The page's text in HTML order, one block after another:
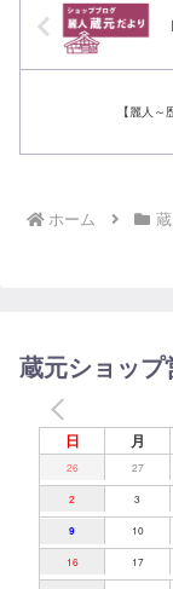
【麗人
ホーム
蔵元ショップ
日 月
26 27
2 3
9 10
16 17